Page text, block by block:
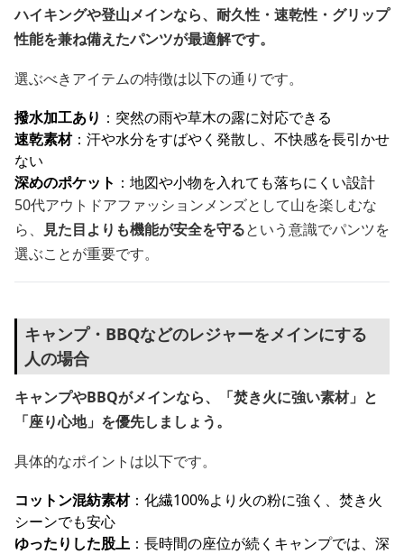
ハイキングや登山メインなら、耐久性・速乾性・グリップ
性能を兼ね備えたパンツが最適解です。
選ぶべきアイテムの特徴は以下の通りです。
撥水加工あり ：突然の雨や草木の露に対応できる
速乾素材：汗や水分をすばやく発散し、不快感を長引かせ
ない
深めのポケット ：地図や小物を入れても落ちにくい設計
50代アウトドアファッションメンズとして山を楽しむな
ら、
見た目よりも機能が安全を守るという意識でパンツを
選ぶことが重要です。
キャンプ・BBQなどのレジャーをメインにする
人の場合
キャンプやBBQがメインなら、「焚き火に強い素材」と
「座り心地」を優先しましょう。
具体的なポイントは以下です。
コットン混紡素材：化繊100%より火の粉に強く、焚き火
シーンでも安心
ゆったりした股上 ：長時間の座位が続くキャンプでは、深